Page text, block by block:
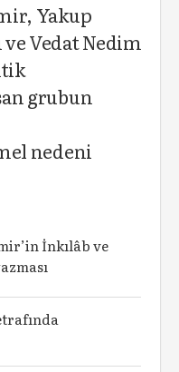
Yakup
Vedat Nedim
grubun
nedeni
İnkılâb ve